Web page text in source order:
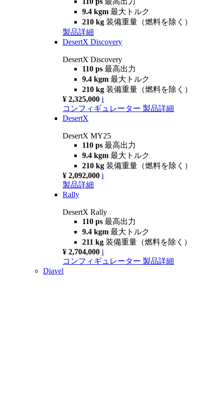
9.4 kgm 最大トルク
210 kg 装備重量（燃料を除く）
製品詳細
DesertX Discovery
DesertX Discovery
110 ps 最高出力
9.4 kgm 最大トルク
210 kg 装備重量（燃料を除く）
¥ 2,325,000 i
コンフィギュレーター 製品詳細
DesertX
DesertX MY25
110 ps 最高出力
9.4 kgm 最大トルク
210 kg 装備重量（燃料を除く）
¥ 2,092,000 i
製品詳細
Rally
DesertX Rally
110 ps 最高出力
9.4 kgm 最大トルク
211 kg 装備重量（燃料を除く）
¥ 2,704,000 i
コンフィギュレーター 製品詳細
Diavel